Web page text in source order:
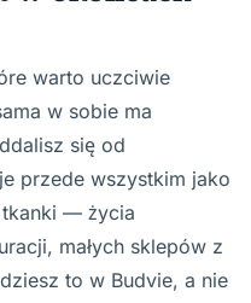
warto uczciwie
w sobie ma
się od
przede wszystkim jako
tkanki — życia
małych sklepów z
to w Budvie, a nie